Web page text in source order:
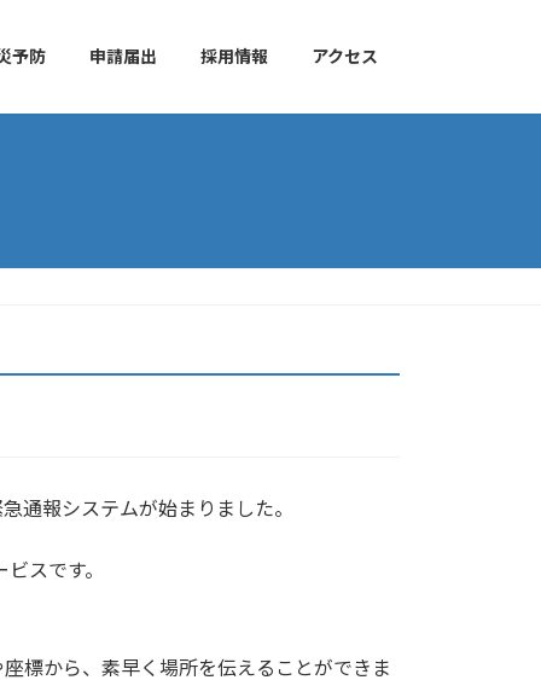
予防 申請届出 採用情報 アクセス
通報システムが始まりました。
スです。
標から、素早く場所を伝えることができま